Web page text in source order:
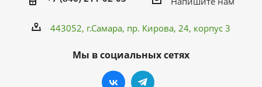
443052, г.Самара, пр. Кирова, 24, корпус 3
Мы в социальных сетях